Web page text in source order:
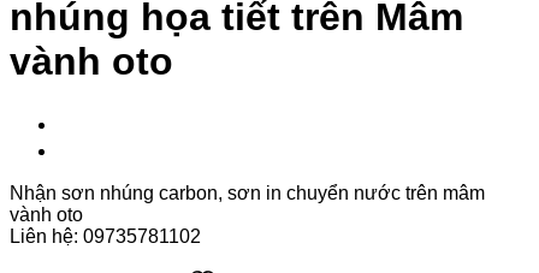
nhúng họa tiết trên Mâm
vành oto
Nhận sơn nhúng carbon, sơn in chuyển nước trên mâm
vành oto
Liên hệ: 09735781102